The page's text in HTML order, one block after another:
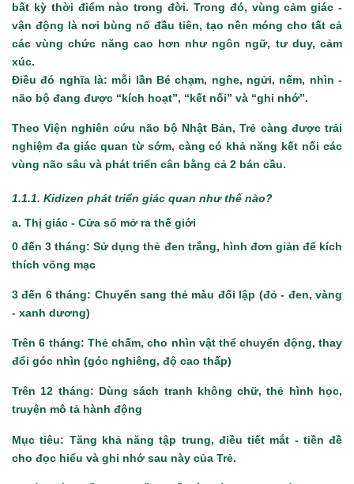
bất kỳ thời điểm nào trong đời. Trong đó, vùng cảm giác -
vận động là nơi bùng nổ đầu tiên, tạo nền móng cho tất cả
các vùng chức năng cao hơn như ngôn ngữ, tư duy, cảm
xúc.
Điều đó nghĩa là: mỗi lần Bé chạm, nghe, ngửi, nếm, nhìn -
não bộ đang được “kích hoạt”, “kết nối” và “ghi nhớ”.
Theo Viện nghiên cứu não bộ Nhật Bản, Trẻ càng được trải
nghiệm đa giác quan từ sớm, càng có khả năng kết nối các
vùng não sâu và phát triển cân bằng cả 2 bán cầu.
1.1.1. Kidizen phát triển giác quan như thế nào?
a. Thị giác - Cửa sổ mở ra thế giới
0 đến 3 tháng: Sử dụng thẻ đen trắng, hình đơn giản để kích
thích võng mạc
3 đến 6 tháng: Chuyển sang thẻ màu đối lập (đỏ - đen, vàng
- xanh dương)
Trên 6 tháng: Thẻ chấm, cho nhìn vật thể chuyển động, thay
đổi góc nhìn (góc nghiêng, độ cao thấp)
Trên 12 tháng: Dùng sách tranh không chữ, thẻ hình học,
truyện mô tả hành động
Mục tiêu: Tăng khả năng tập trung, điều tiết mắt - tiền đề
cho đọc hiểu và ghi nhớ sau này của Trẻ.